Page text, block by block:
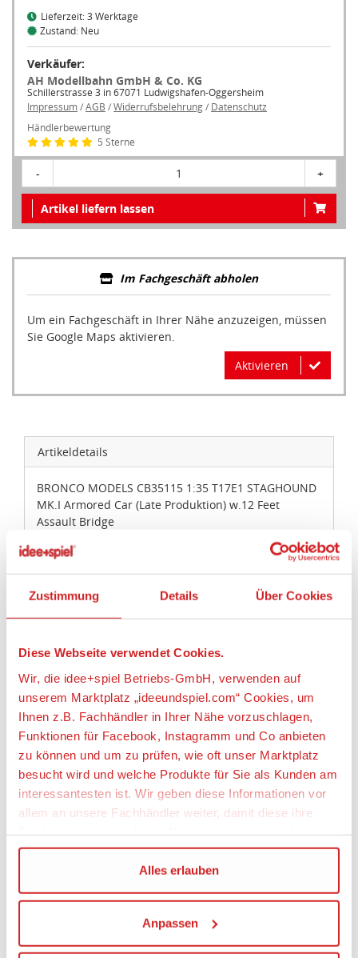
Zustimmung Details Über Cookies
Diese Webseite verwendet Cookies.
Wir, die idee+spiel Betriebs-GmbH, verwenden auf
unserem Marktplatz „ideeundspiel.com“ Cookies, um
Ihnen z.B. Fachhändler in Ihrer Nähe vorzuschlagen,
Funktionen für Facebook, Instagramm und Co anbieten
zu können und um zu prüfen, wie oft unser Marktplatz
besucht wird und welche Produkte für Sie als Kunden am
interessantesten ist. Wir geben diese Informationen vor
allem an unsere Fachhändler weiter, damit diese ihre
Wir verwenden den Google Tag Manager um weitere
Dienste einzubinden.
Wenn Sie auf „Alles erlauben“, klicken, werden ein Teil
Ihrer personenbezogener Daten in die USA übertragen.
Alles erlauben
Anpassen
Lieferzeit: 3 Werktage
Zustand: Neu
Verkäufer:
AH Modellbahn GmbH & Co. KG
Schillerstrasse 3 in 67071 Ludwigshafen-Oggersheim
Impressum/AGB /Widerrufsbelehrung/ Datenschutz
Händlerbewertung
5 Sterne
- 1 +
Artikel liefern lassen
Im Fachgeschäft abholen
Um ein Fachgeschäft in Ihrer Nähe anzuzeigen, müssen
Sie Google Maps aktivieren.
Aktivieren
Artikeldetails
BRONCO MODELS CB35115 1:35 T17E1 STAGHOUND
MK.I Armored Car (Late Produktion) w.12 Feet
Assault Bridge
Artikelbeschreibung:
Detaillierter, nicht zusammengebauter
Artikeleigenschaften:
Geeignetes Alter
Ab 14 Jahre
Maßstab
1:35
Angaben zur Produktsicherheit:
Ningbo Weijun (Bronco) Mould & Plastic Co. LTD.,
Verantwortliche Person:
Glow2B Germany GmbH, Erlenbacher Str. 3,
42477 Radevormwald, Deutschland,
www.glow2b.com, mail@glow2b.de